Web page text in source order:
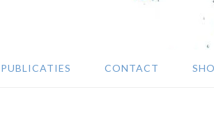
PUBLICATIES CONTACT